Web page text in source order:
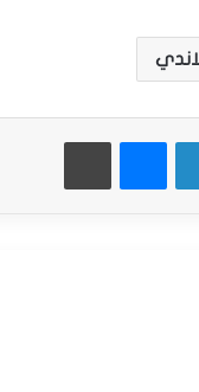
لينكدإن ماسنجر طباعة